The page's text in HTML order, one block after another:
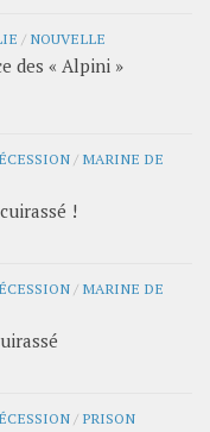
/ NOUVELLE
des « Alpini »
/ MARINE DE
!
/ MARINE DE
/ PRISON